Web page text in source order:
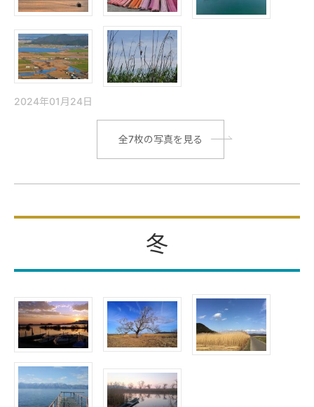
2024年01月24日
全7枚の写真を見る
冬